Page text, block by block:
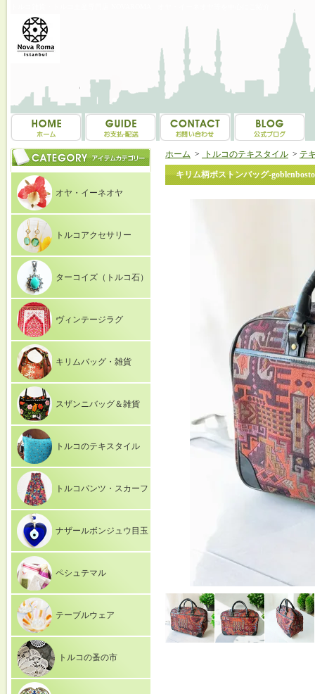
オヤ・イーネオヤ
トルコアクセサリー
ターコイズ（トルコ石）
ヴィンテージラグ
キリムバッグ・雑貨
スザンニバッグ＆雑貨
トルコのテキスタイル
トルコパンツ・スカーフ
ナザールボンジュウ目玉
ペシュテマル
テーブルウェア
トルコの蚤の市
ホーム > トルコのテキスタイル > テ
キリム柄ボストンバッグ-